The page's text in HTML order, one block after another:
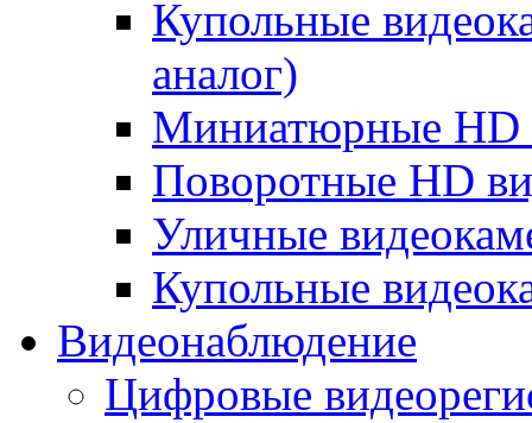
Купольные
аналог)
Миниатюрные HD
Поворотные HD
Уличные
Купольные
Видеонаблюдение
Цифровые